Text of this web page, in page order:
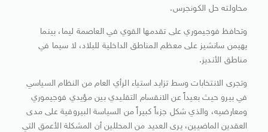
محاولته حل الكونجرس.
وتحافظ فوجيموري على تقدمها القوي في العاصمة ليما، بينما
يهيمن سانشيز على معظم المناطق الداخلية للبلاد، لا سيما في
مناطق الأنديز.
وتجرى الانتخابات وسط تزايد استياء الرأي العام من النظام السياسي
في بيرو حيث بعيداً عن الانقسام التقليدي بين مؤيدي فوجيموري
ومعارضيه، والذي شكل جزءاً كبيراً من السياسة البيروفية على مدى
العقدين الماضيين، يرى العديد من المحللين أن المشكلة الأعمق التي